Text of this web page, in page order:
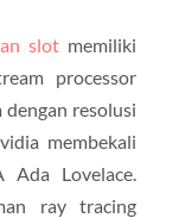
slot memiliki
processor
resolusi
membekali
Lovelace.
ray tracing